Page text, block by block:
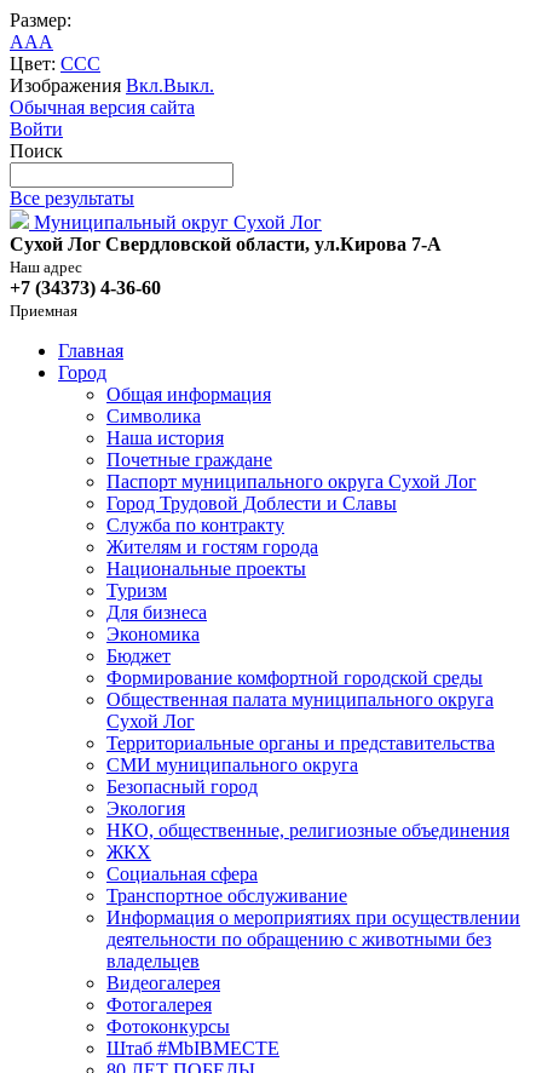
Размер:
AAA
Цвет: CCC
Изображения Вкл.Выкл.
Обычная версия сайта
Войти
Поиск
Все результаты
Муниципальный округ Сухой Лог
Сухой Лог Свердловской области, ул.Кирова 7-А
Наш адрес
+7 (34373) 4-36-60
Приемная
Главная
Город
Общая информация
Символика
Наша история
Почетные граждане
Паспорт муниципального округа Сухой Лог
Город Трудовой Доблести и Славы
Служба по контракту
Жителям и гостям города
Национальные проекты
Туризм
Для бизнеса
Экономика
Бюджет
Формирование комфортной городской среды
Общественная палата муниципального округа
Сухой Лог
Территориальные органы и представительства
СМИ муниципального округа
Безопасный город
Экология
НКО, общественные, религиозные объединения
ЖКХ
Социальная сфера
Транспортное обслуживание
Информация о мероприятиях при осуществлении
деятельности по обращению с животными без
владельцев
Видеогалерея
Фотогалерея
Фотоконкурсы
Штаб #MbIBMECTE